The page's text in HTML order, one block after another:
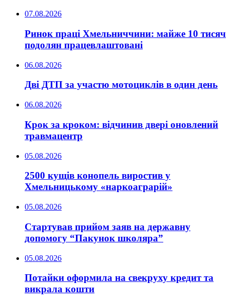
07.08.2026
Ринок праці Хмельниччини: майже 10 тисяч
подолян працевлаштовані
06.08.2026
Дві ДТП за участю мотоциклів в один день
06.08.2026
Крок за кроком: відчинив двері оновлений
травмацентр
05.08.2026
2500 кущів конопель виростив у
Хмельницькому «наркоаграрій»
05.08.2026
Стартував прийом заяв на державну
допомогу “Пакунок школяра”
05.08.2026
Потайки оформила на свекруху кредит та
викрала кошти